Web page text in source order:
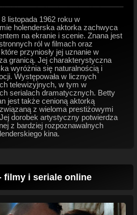
listopada 1962 roku w
holenderska aktorka zachwyca
na ekranie i scenie. Znana jest
ról w filmach oraz
przyniosły jej uznanie w
granicą. Jej charakterystyczna
wyróżnia się naturalnością i
Występowała w licznych
telewizyjnych, w tym w
serialach dramatycznych. Betty
jest także cenioną aktorką
z wieloma prestiżowymi
dorobek artystyczny potwierdza
z bardziej rozpoznawalnych
kina.
filmy i seriale online